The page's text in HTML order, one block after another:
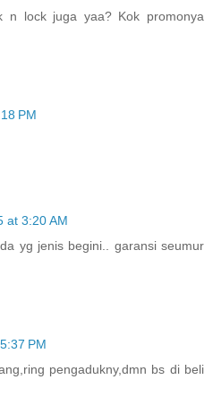
n lock juga yaa? Kok promonya
PM
at 3:20 AM
yg jenis begini.. garansi seumur
PM
pengadukny,dmn bs di beli